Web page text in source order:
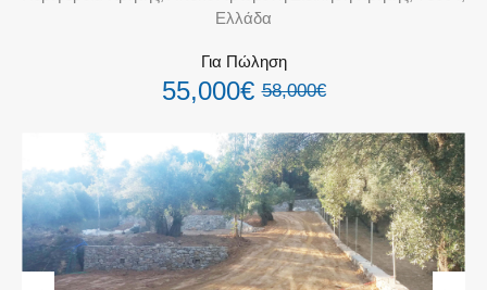
Ελλάδα
Για Πώληση
55,000€ 58,000€